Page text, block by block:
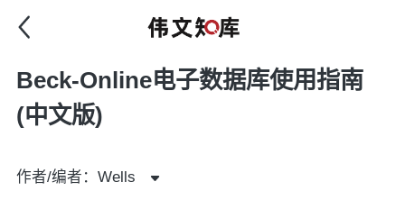
Beck-Online电子数据库使用指南
(中文版)
作者/编者：Wells